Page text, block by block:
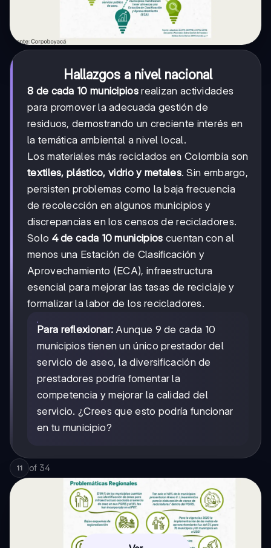
Hallazgos a nivel nacional
8 de cada 10 municipiosrealizan actividades
para promover la adecuada gestión de
residuos, demostrando un creciente interés en
la temática ambiental a nivel local.
Los materiales más reciclados en Colombia son
textiles, plástico, vidrio y metales. Sin embargo,
persisten problemas como la baja frecuencia
de recolección en algunos municipios y
discrepancias en los censos de recicladores.
Solo 4 de cada 10 municipios cuentan con al
menos una Estación de Clasificación y
Aprovechamiento (ECA), infraestructura
esencial para mejorar las tasas de reciclaje y
formalizar la labor de los recicladores.
Para reflexionar: Aunque 9 de cada 10
municipios tienen un único prestador del
servicio de aseo, la diversificación de
prestadores podría fomentar la
competencia y mejorar la calidad del
servicio. ¿Crees que esto podría funcionar
en tu municipio?
11 of 34